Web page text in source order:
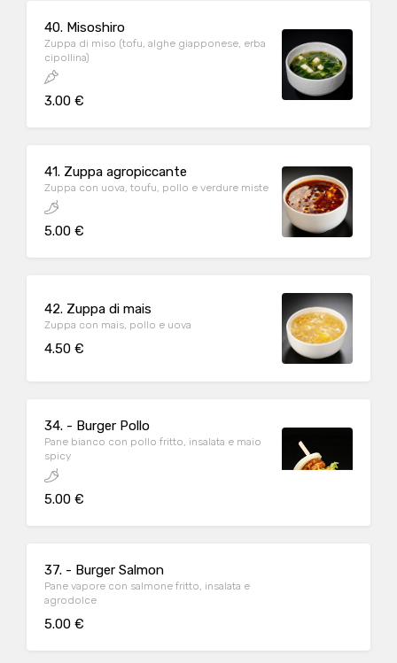
40. Misoshiro
Zuppa di miso (tofu, alghe giapponese, erba
cipollina)
3.00 €
41. Zuppa agropiccante
Zuppa con uova, toufu, pollo e verdure miste
5.00 €
42. Zuppa di mais
Zuppa con mais, pollo e uova
4.50 €
34. - Burger Pollo
Pane bianco con pollo fritto, insalata e maio
spicy
5.00 €
37. - Burger Salmon
Pane vapore con salmone fritto, insalata e
agrodolce
5.00 €